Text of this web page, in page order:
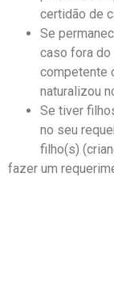
certidão de
Se
caso fora do
competente
naturalizou
Se tiver
no seu
filho(s)
fazer um